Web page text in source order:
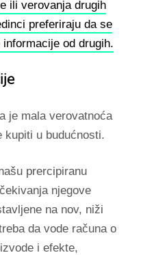
ili verovanja drugih
preferiraju da se
od drugih.
je mala verovatnoća
kupiti u budućnosti.
prercipiranu
njegove
na nov, niži
da vode računa o
i efekte,